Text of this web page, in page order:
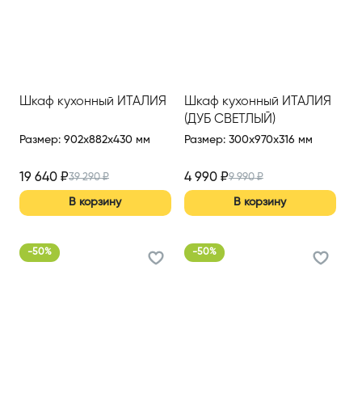
Шкаф кухонный ИТАЛИЯ
Размер: 902x882x430 мм
19 640 ₽39 290₽
В корзину
Шкаф кухонный ИТАЛИЯ
(ДУБ СВЕТЛЫЙ)
Размер: 300x970x316 мм
4 990₽9 990₽
В корзину
-50% -50%